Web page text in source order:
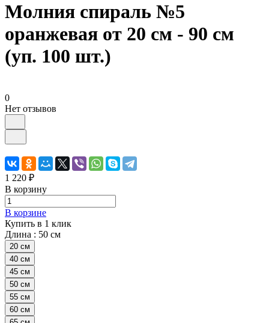
Молния спираль №5
оранжевая от 20 см - 90 см
(уп. 100 шт.)
0
Нет отзывов
1 220 ₽
В корзину
В корзине
Купить в 1 клик
Длина : 50 см
20 см
40 см
45 см
50 см
55 см
60 см